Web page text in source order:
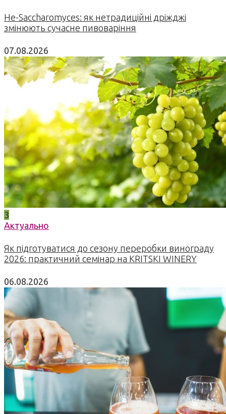
Не-Saccharomyces: як нетрадиційні дріжджі
змінюють сучасне пивоваріння
07.08.2026
3
Актуально
Як підготуватися до сезону переробки винограду
2026: практичний семінар на KRITSKI WINERY
06.08.2026